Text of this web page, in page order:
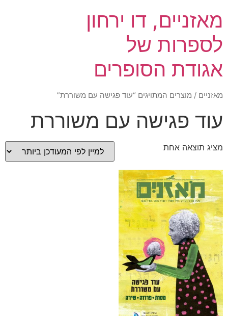
מאזניים, דו ירחון
לספרות של
אגודת הסופרים
מאזניים / מוצרים המתויגים “עוד פגישה עם משוררת”
עוד פגישה עם משוררת
מציג תוצאה אחת